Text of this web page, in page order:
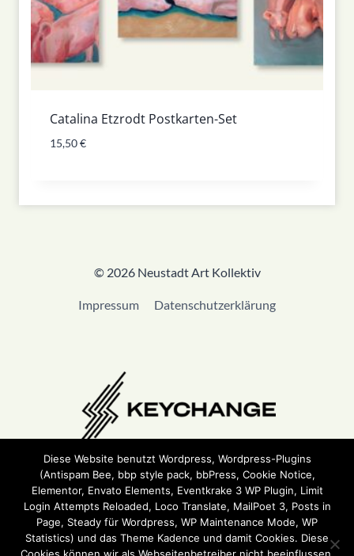
Catalina Etzrodt Postkarten-Set
15,50€
© 2026 Neustadt Art Kollektiv
Impressum Datenschutzerklärung
Wir sind Teil vonKeychange und haben einePledge
unterzeichnet.
Diese Website benutzt Wordpress, Wordpress-Plugins
(Antispam Bee, bbp style pack, bbPress, Cookie Notice,
Elementor, Envato Elements, Eventkrake 3 WP Plugin, Limit
Login Attempts Reloaded, Loco Translate, MailPoet 3, Posts in
Page, Steady für Wordpress, WP Maintenance Mode, WP
Statistics) und das Theme Kadence und damit Cookies. Diese